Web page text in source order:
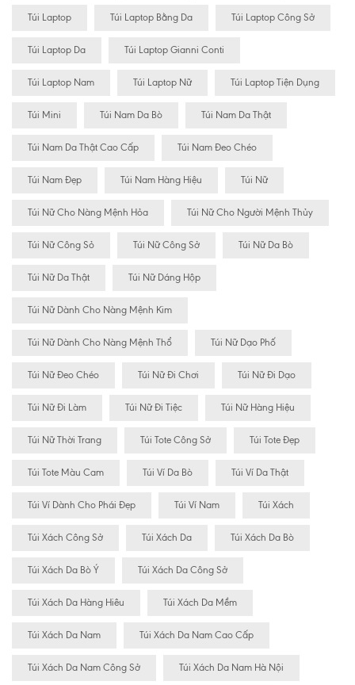
Túi Laptop Túi Laptop Bằng Da Túi Laptop Công Sở
Túi Laptop Da Túi Laptop Gianni Conti
Túi Laptop Nam Túi Laptop Nữ Túi Laptop Tiện Dụng
Túi Mini Túi Nam Da Bò Túi Nam Da Thật
Túi Nam Da Thật Cao Cấp Túi Nam Đeo Chéo
Túi Nam Đẹp Túi Nam Hàng Hiệu Túi Nữ
Túi Nữ Cho Nàng Mệnh Hỏa Túi Nữ Cho Người Mệnh Thủy
Túi Nữ Công Sỏ Túi Nữ Công Sở Túi Nữ Da Bò
Túi Nữ Da Thật Túi Nữ Dáng Hộp
Túi Nữ Dành Cho Nàng Mệnh Kim
Túi Nữ Dành Cho Nàng Mệnh Thổ Túi Nữ Dạo Phố
Túi Nữ Đeo Chéo Túi Nữ Đi Chơi Túi Nữ Đi Dạo
Túi Nữ Đi Làm Túi Nữ Đi Tiệc Túi Nữ Hàng Hiệu
Túi Nữ Thời Trang Túi Tote Công Sở Túi Tote Đẹp
Túi Tote Màu Cam Túi Ví Da Bò Túi Ví Da Thật
Túi Ví Dành Cho Phái Đẹp Túi Ví Nam Túi Xách
Túi Xách Công Sở Túi Xách Da Túi Xách Da Bò
Túi Xách Da Bò Ý Túi Xách Da Công Sở
Túi Xách Da Hàng Hiêu Túi Xách Da Mềm
Túi Xách Da Nam Túi Xách Da Nam Cao Cấp
Túi Xách Da Nam Công Sở Túi Xách Da Nam Hà Nội